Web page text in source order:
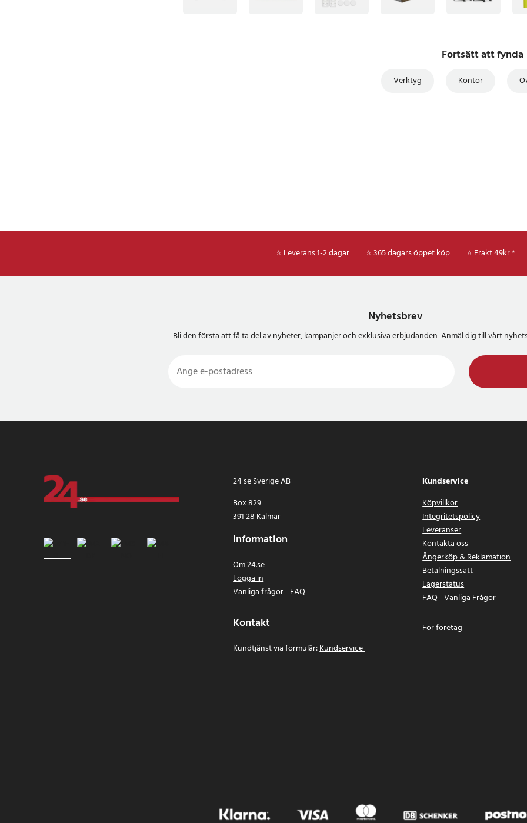
Fortsätt att fynda
Verktyg Kontor
⭐ Leverans 1-2 dagar ⭐ 365 dagars öppet köp ⭐ Frakt 49kr *
Nyhetsbrev
Bli den första att få ta del av nyheter, kampanjer och exklusiva erbjudanden Anmäl dig till vårt
24 se Sverige AB
Box 829
391 28 Kalmar
Information
Om 24.se
Logga in
Vanliga frågor - FAQ
Kontakt
Kundtjänst via formulär:Kundservice
Kundservice
Köpvillkor
Integritetspolicy
Leveranser
Kontakta oss
Ångerköp & Reklamation
Betalningssätt
Lagerstatus
FAQ - Vanliga Frågor
För företag